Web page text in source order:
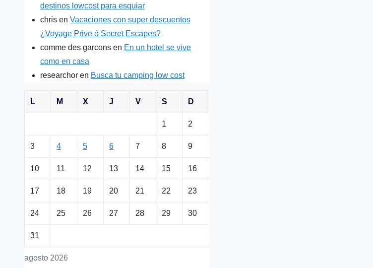
destinos lowcost para esquiar
chris en Vacaciones con super descuentos
¿Voyage Prive ó Secret Escapes?
comme des garcons en En un hotel se vive
como en casa
researchor en Busca tu camping low cost
agosto 2026
L M X J V S D
1 2
3 4 5 6 7 8 9
10 11 12 13 14 15 16
17 18 19 20 21 22 23
24 25 26 27 28 29 30
31